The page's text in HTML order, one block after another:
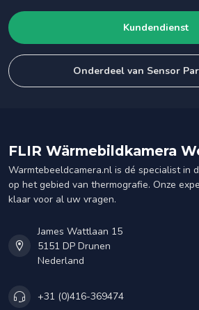
Kundendienst
Onderdeel van Sensor
FLIR Wärmebildkamera
Warmtebeeldcamera.nl is dé specialist in
op het gebied van thermografie. Onze
klaar voor al uw vragen.
James Wattlaan 15
5151 DP Drunen
Nederland
+31 (0)416-369474